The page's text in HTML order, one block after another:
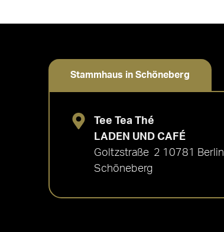
Stammhaus in Schöneberg
Tee Tea Thé
LADEN UND CAFÉ
Goltzstraße 2 10781 Berlin
Schöneberg